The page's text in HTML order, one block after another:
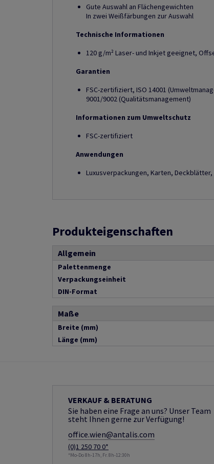
Gute Auswahl an Flächengewichten
In zwei Weißfärbungen zur Auswahl
Technische Informationen
120 g/m² Laser- und Inkjet geeignet,
Garantien
FSC-zertifiziert, ISO 14001
9001/9002 (Qualitätsmanagement)
Informationen zum Umweltschutz
FSC-zertifiziert
Anwendungen
Luxusverpackungen, Karten,
Produkteigenschaften
Allgemein
Palettenmenge
Verpackungseinheit
DIN-Format
Maße
Breite (mm)
Länge (mm)
VERKAUF & BERATUNG
Sie haben eine Frage an uns? Unser Team
steht Ihnen gerne zur Verfügung!
office.wien@antalis.com
(0)1 250 70 0*
*Mo-Do 8h-17h, Fr. 8h-12:30h